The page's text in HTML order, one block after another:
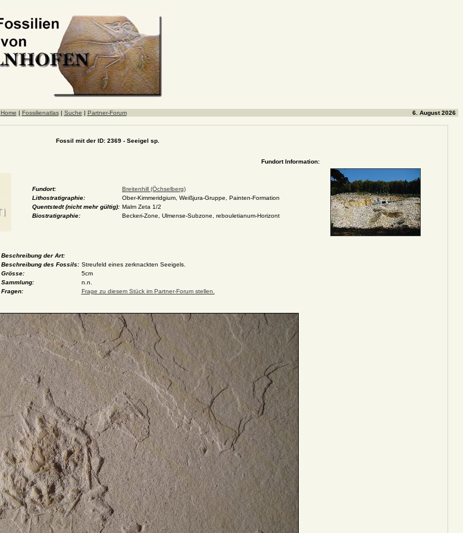
Home | Fossilienatlas| Suche | Partner-Forum 6. August 2026
Fossil mit der ID: 2369 - Seeigel sp.
Fundort Information:
Fundort:
Breitenhill (Öchselberg)
Lithostratigraphie:
Ober-Kimmeridgium, Weißjura-Gruppe, Painten-Formation
Quentstedt (nicht mehr gültig): Malm Zeta 1/2
Biostratigraphie:
Beckeri-Zone, Ulmense-Subzone, rebouletianum-Horizont
Beschreibung der Art:
Beschreibung des Fossils: Streufeld eines zerknackten Seeigels.
Grösse:
5cm
Sammlung:
n.n.
Fragen:
Frage zu diesem Stück im Partner-Forum stellen.